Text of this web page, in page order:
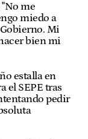
me
miedo a
Mi
bien mi
estalla en
el SEPE tras
pedir